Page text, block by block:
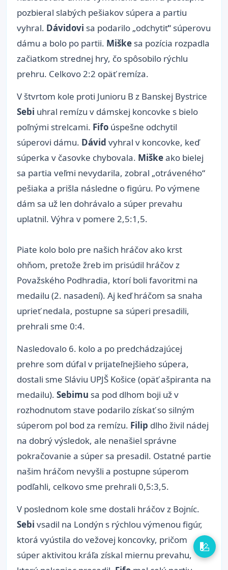
pozbieral slabých pešiakov súpera a partiu
vyhral. Dávidovi sa podarilo „odchytiť“ súperovu
dámu a bolo po partii. Miške sa pozícia rozpadla
začiatkom strednej hry, čo spôsobilo rýchlu
prehru. Celkovo 2:2 opäť remíza.
V štvrtom kole proti Junioru B z Banskej Bystrice
Sebi uhral remízu v dámskej koncovke s bielo
poľnými strelcami. Fifo úspešne odchytil
súperovi dámu. Dávid vyhral v koncovke, keď
súperka v časovke chybovala. Miškeako bielej
sa partia veľmi nevydarila, zobral „otráveného“
pešiaka a prišla následne o figúru. Po výmene
dám sa už len dohrávalo a súper prevahu
uplatnil. Výhra v pomere 2,5:1,5.
Piate kolo bolo pre našich hráčov ako krst
ohňom, pretože žreb im prisúdil hráčov z
Považského Podhradia, ktorí boli favoritmi na
medailu (2. nasadení). Aj keď hráčom sa snaha
uprieť nedala, postupne sa súperi presadili,
prehrali sme 0:4.
Nasledovalo 6. kolo a po predchádzajúcej
prehre som dúfal v prijateľnejšieho súpera,
dostali sme Sláviu UPJŠ Košice (opäť ašpiranta na
medailu). Sebimu sa pod dlhom boji už v
rozhodnutom stave podarilo získať so silným
súperom pol bod za remízu. Filip dlho živil nádej
na dobrý výsledok, ale nenašiel správne
pokračovanie a súper sa presadil. Ostatné partie
našim hráčom nevyšli a postupne súperom
podľahli, celkovo sme prehrali 0,5:3,5.
V poslednom kole sme dostali hráčov z Bojníc.
Sebi vsadil na Londýn s rýchlou výmenou figúr,
ktorá vyústila do vežovej koncovky, pričom
súper aktivitou kráľa získal miernu prevahu,